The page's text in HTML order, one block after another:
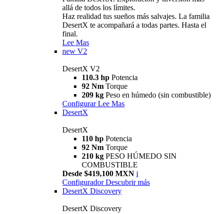
allá de todos los límites.
Haz realidad tus sueños más salvajes. La familia
DesertX te acompañará a todas partes. Hasta el
final.
Lee Mas
new V2
DesertX V2
110.3 hp Potencia
92 Nm Torque
209 kg Peso en húmedo (sin combustible)
Configurar Lee Mas
DesertX
DesertX
110 hp Potencia
92 Nm Torque
210 kg PESO HÚMEDO SIN
COMBUSTIBLE
Desde $419,100 MXN i
Configurador Descubrir más
DesertX Discovery
DesertX Discovery